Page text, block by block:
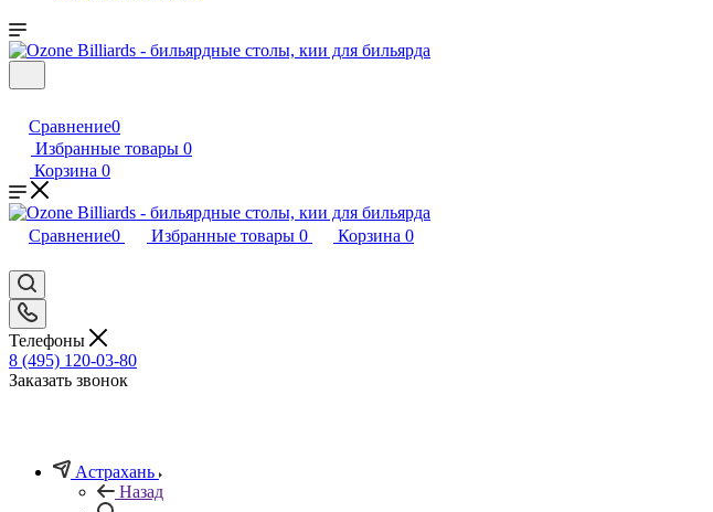
Сравнение0
Избранные товары 0
Корзина 0
Сравнение0 Избранные товары 0 Корзина 0
Телефоны
8 (495) 120-03-80
Заказать звонок
Астрахань
Назад